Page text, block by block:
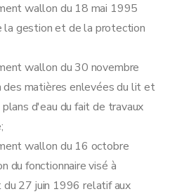
wallon du 18 mai 1995
la gestion et de la protection
wallon du 30 novembre
matières enlevées du lit et
d'eau du fait de travaux
wallon du 16 octobre
du fonctionnaire visé à
27 juin 1996 relatif aux